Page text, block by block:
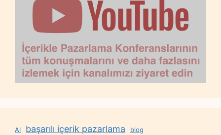
AI başarılı içerik pazarlama blog